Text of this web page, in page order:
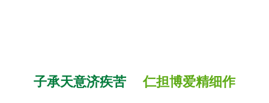
子承天意济疾苦 仁担博爱精细作